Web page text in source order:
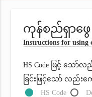
ကုန်စည်ရှာဖွေ
Instructions for using
HS Code ဖြင့် သ
ခြင်းဖြင့်သော် လည်းက
HS Code